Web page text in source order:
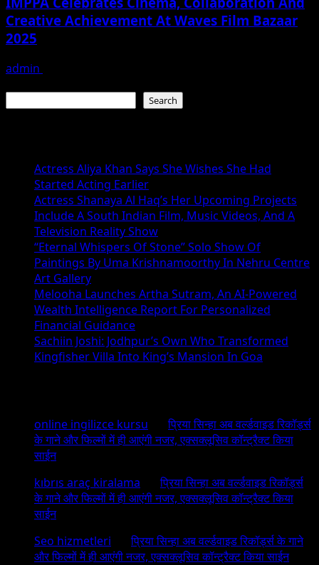
Creative Achievement At Waves Film Bazaar
2025
admin
Search
Actress Aliya Khan Says She Wishes She Had
Started Acting Earlier
Actress Shanaya Al Haq’s Her Upcoming Projects
Include A South Indian Film, Music Videos, And A
Television Reality Show
“Eternal Whispers Of Stone” Solo Show Of
Paintings By Uma Krishnamoorthy In Nehru Centre
Art Gallery
Melooha Launches Artha Sutram, An AI-Powered
Wealth Intelligence Report For Personalized
Financial Guidance
Sachiin Joshi: Jodhpur’s Own Who Transformed
Kingfisher Villa Into King’s Mansion In Goa
online ingilizce kursu onप्रिया सिन्हा अब वर्ल्डवाइड रिकॉर्ड्स
के गाने और फिल्मों में ही आएंगी नजर, एक्सक्लूसिव कॉन्ट्रैक्ट किया
साईन
kıbrıs araç kiralama onप्रिया सिन्हा अब वर्ल्डवाइड रिकॉर्ड्स
के गाने और फिल्मों में ही आएंगी नजर, एक्सक्लूसिव कॉन्ट्रैक्ट किया
साईन
Seo hizmetleri onप्रिया सिन्हा अब वर्ल्डवाइड रिकॉर्ड्स के गाने
और फिल्मों में ही आएंगी नजर, एक्सक्लूसिव कॉन्ट्रैक्ट किया साईन